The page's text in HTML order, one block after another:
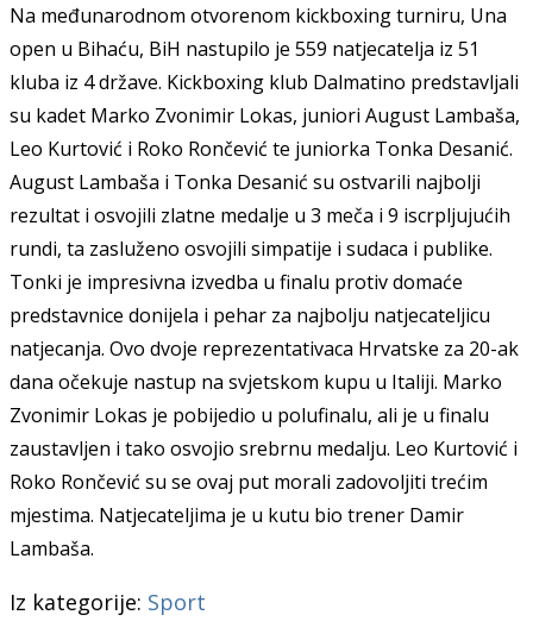
Na međunarodnom otvorenom kickboxing turniru, Una
open u Bihaću, BiH nastupilo je 559 natjecatelja iz 51
kluba iz 4 države. Kickboxing klub Dalmatino predstavljali
su kadet Marko Zvonimir Lokas, juniori August Lambaša,
Leo Kurtović i Roko Rončević te juniorka Tonka Desanić.
August Lambaša i Tonka Desanić su ostvarili najbolji
rezultat i osvojili zlatne medalje u 3 meča i 9 iscrpljujućih
rundi, ta zasluženo osvojili simpatije i sudaca i publike.
Tonki je impresivna izvedba u finalu protiv domaće
predstavnice donijela i pehar za najbolju natjecateljicu
natjecanja. Ovo dvoje reprezentativaca Hrvatske za 20-ak
dana očekuje nastup na svjetskom kupu u Italiji. Marko
Zvonimir Lokas je pobijedio u polufinalu, ali je u finalu
zaustavljen i tako osvojio srebrnu medalju. Leo Kurtović i
Roko Rončević su se ovaj put morali zadovoljiti trećim
mjestima. Natjecateljima je u kutu bio trener Damir
Lambaša.
Iz kategorije: Sport